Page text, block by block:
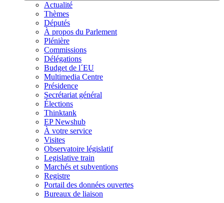
Actualité
Thèmes
Députés
À propos du Parlement
Plénière
Commissions
Délégations
Budget de l´EU
Multimedia Centre
Présidence
Secrétariat général
Élections
Thinktank
EP Newshub
À votre service
Visites
Observatoire législatif
Legislative train
Marchés et subventions
Registre
Portail des données ouvertes
Bureaux de liaison